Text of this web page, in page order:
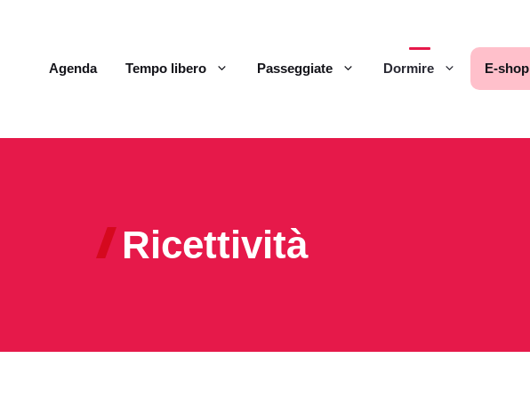
Agenda Tempo libero Passeggiate Dormire E-shop
Ricettività